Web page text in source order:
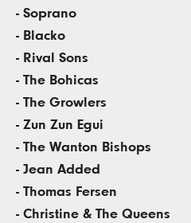
- Soprano
- Blacko
- Rival Sons
- The Bohicas
- The Growlers
- Zun Zun Egui
- The Wanton Bishops
- Jean Added
- Thomas Fersen
- Christine & The Queens